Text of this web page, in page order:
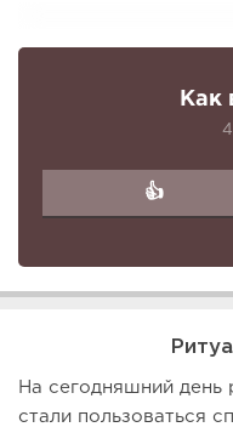
Как
👍
На сегодняшний день
стали пользоваться